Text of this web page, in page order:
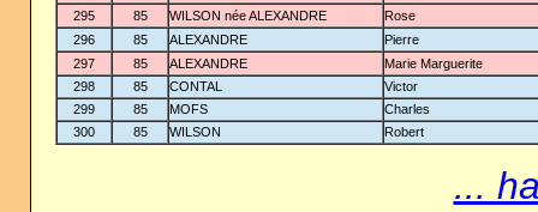
295
85 WILSON née ALEXANDRE
Rose
296
85 ALEXANDRE
Pierre
297
85 ALEXANDRE
Marie Marguerite
298
85 CONTAL
Victor
299
85 MOFS
Charles
300
85 WILSON Robert
...